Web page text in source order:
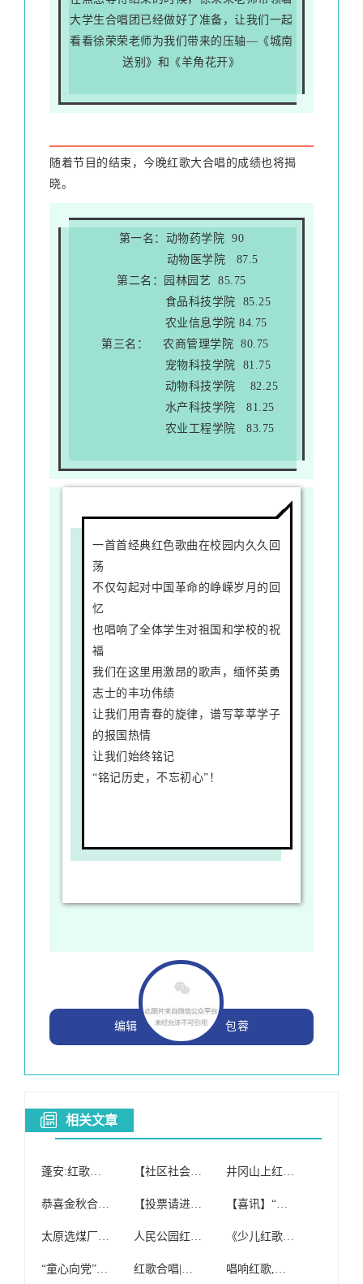
大学生合唱团已经做好了准备，让我们一起
看看徐荣荣老师为我们带来的压轴—《城南
送别》和《羊角花开》
随着节目的结束，今晚红歌大合唱的成绩也将揭
晓。
第一名：动物药学院 90
动物医学院 87.5
第二名：园林园艺 85.75
食品科技学院 85.25
农业信息学院 84.75
第三名： 农商管理学院 80.75
宠物科技学院 81.75
动物科技学院 82.25
水产科技学院 81.25
农业工程学院 83.75
一首首经典红色歌曲在校园内久久回
荡
不仅勾起对中国革命的峥嵘岁月的回
忆
也唱响了全体学生对祖国和学校的祝
福
我们在这里用激昂的歌声，缅怀英勇
志士的丰功伟绩
让我们用青春的旋律，谱写莘莘学子
的报国热情
让我们始终铭记
“铭记历史，不忘初心”！
编辑 包蓉
相关文章
蓬安:红歌合唱团举办“庆国庆迎重阳”文艺演出 【社区社会工作室】操场社区开展红歌合唱团筹备会 井冈山上红歌响,于都的长征源合唱团又火了一把~
恭喜金秋合唱团荣获邻里节红歌赛大合唱、小合唱双项桂冠! 【投票请进】百色学院2017年“最佳红歌合唱团”投票开始! 【喜讯】“红歌献给党”,大鳌合唱团用这首红歌献给党,喜获银奖!
太原选煤厂成立红歌健康合唱团 人民公园红歌合唱团文艺演出 《少儿红歌合唱团》免费招生!!!
“童心向党”红歌合唱大赛在县体育馆举行,来看看有没有你家的小朋友吧…… 红歌合唱|中国万岁队 唱响红歌,爱我中华——沙湾一中举行红歌合唱比赛